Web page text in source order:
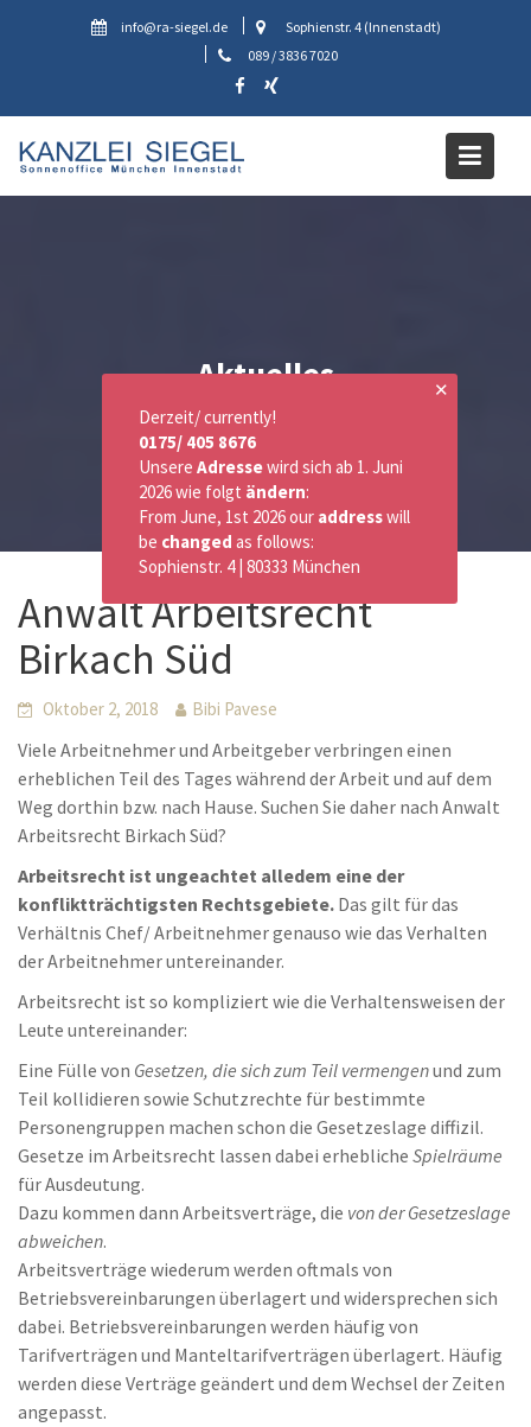
info@ra-siegel.de
Sophienstr. 4 (Innenstadt)
089 / 3836 7020
Aktuelles
Anwalt Arbeitsrecht
Birkach Süd
Oktober 2, 2018 Bibi Pavese
Viele Arbeitnehmer und Arbeitgeber verbringen einen
erheblichen Teil des Tages während der Arbeit und auf dem
Weg dorthin bzw. nach Hause. Suchen Sie daher nach Anwalt
Arbeitsrecht Birkach Süd?
Arbeitsrecht ist ungeachtet alledem eine der
konfliktträchtigsten Rechtsgebiete. Das gilt für das
Verhältnis Chef/ Arbeitnehmer genauso wie das Verhalten
der Arbeitnehmer untereinander.
Arbeitsrecht ist so kompliziert wie die Verhaltensweisen der
Leute untereinander:
Eine Fülle von Gesetzen, die sich zum Teil vermengenund zum
Teil kollidieren sowie Schutzrechte für bestimmte
Personengruppen machen schon die Gesetzeslage diffizil.
Gesetze im Arbeitsrecht lassen dabei erhebliche Spielräume
für Ausdeutung.
Dazu kommen dann Arbeitsverträge, die von der Gesetzeslage
abweichen.
Arbeitsverträge wiederum werden oftmals von
Betriebsvereinbarungen überlagert und widersprechen sich
dabei. Betriebsvereinbarungen werden häufig von
Tarifverträgen und Manteltarifverträgen überlagert. Häufig
werden diese Verträge geändert und dem Wechsel der Zeiten
angepasst.
✕
Derzeit/ currently!
0175/ 405 8676
Unsere Adressewird sich ab 1. Juni
2026 wie folgt ändern:
From June, 1st 2026 our addresswill
be changed as follows:
Sophienstr. 4 | 80333 München